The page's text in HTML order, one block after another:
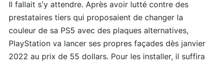
Il fallait s’y attendre. Après avoir lutté contre des
prestataires tiers qui proposaient de changer la
couleur de sa PS5 avec des plaques alternatives,
PlayStation va lancer ses propres façades dès janvier
2022 au prix de 55 dollars. Pour les installer, il suffira